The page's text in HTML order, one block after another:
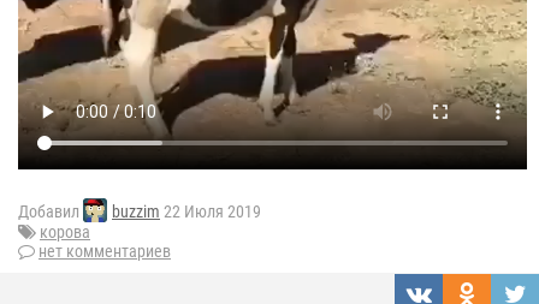
Добавил buzzim 22 Июля 2019
корова
нет комментариев